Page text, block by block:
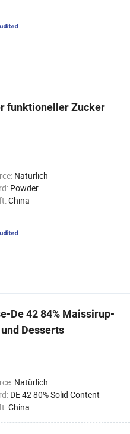
funktioneller Zucker
Natürlich
Powder
China
De 42 84% Maissirup-
Desserts
Natürlich
DE 42 80% Solid Content
China